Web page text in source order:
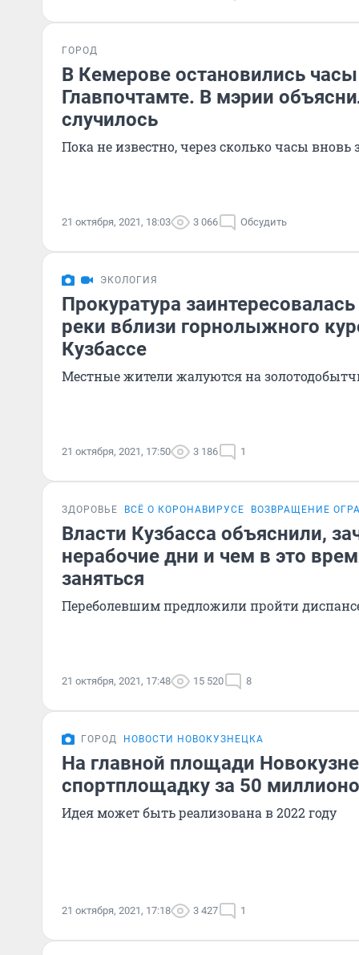
ГОРОД
В Кемерове остановились
Главпочтамте. В мэрии
случилось
Пока не известно, через сколько часы вновь
21 октября, 2021, 18:03 3 066 Обсудить
ЭКОЛОГИЯ
Прокуратура
реки вблизи горнолыжного
Кузбассе
Местные жители жалуются на
21 октября, 2021, 17:50 3 186 1
ЗДОРОВЬЕ ВСЁ О КОРОНАВИРУСЕ ВОЗВРАЩЕНИЕ
Власти Кузбасса объяснили,
нерабочие дни и чем в это
заняться
Переболевшим предложили пройти
21 октября, 2021, 17:48 15 520 8
ГОРОД НОВОСТИ НОВОКУЗНЕЦКА
На главной площади
спортплощадку за 50
Идея может быть реализована в 2022 году
21 октября, 2021, 17:18 3 427 1